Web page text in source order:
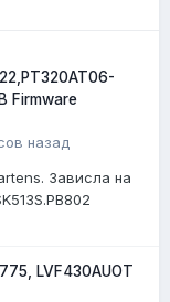
Firmware
назад
Зависла на
LVF430AUOT